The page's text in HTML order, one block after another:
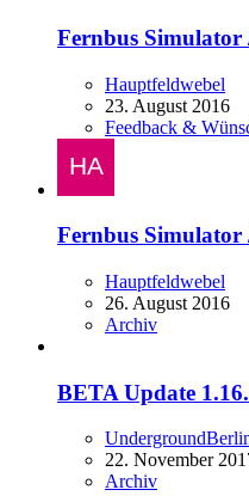
Fernbus
Hauptfeldwebel
23. August 2016
Feedback &
Fernbus Simulator
Hauptfeldwebel
26. August 2016
Archiv
BETA Update
22. November
Archiv